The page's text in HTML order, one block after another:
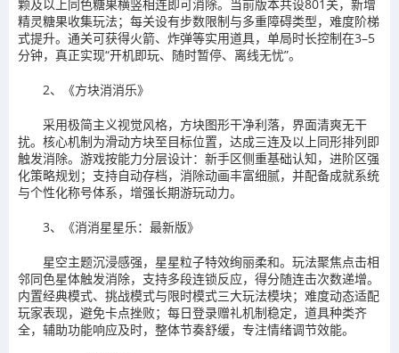
颗及以上同色糖果横竖相连即可消除。当前版本共设801关，新增
精灵糖果收集玩法；每关设有步数限制与多重障碍类型，难度阶梯
式提升。通关可获得火箭、炸弹等实用道具，单局时长控制在3–5
分钟，真正实现“开机即玩、随时暂停、离线无忧”。
2、《方块消消乐》
采用极简主义视觉风格，方块图形干净利落，界面清爽无干
扰。核心机制为滑动方块至目标位置，达成三连及以上同形排列即
触发消除。游戏按能力分层设计：新手区侧重基础认知，进阶区强
化策略规划；支持自动存档，消除动画丰富细腻，并配备成就系统
与个性化称号体系，增强长期游玩动力。
3、《消消星星乐：最新版》
星空主题沉浸感强，星星粒子特效绚丽柔和。玩法聚焦点击相
邻同色星体触发消除，支持多段连锁反应，得分随连击次数递增。
内置经典模式、挑战模式与限时模式三大玩法模块；难度动态适配
玩家表现，避免卡点挫败；每日登录赠礼机制稳定，道具种类齐
全，辅助功能响应及时，整体节奏舒缓，专注情绪调节效能。